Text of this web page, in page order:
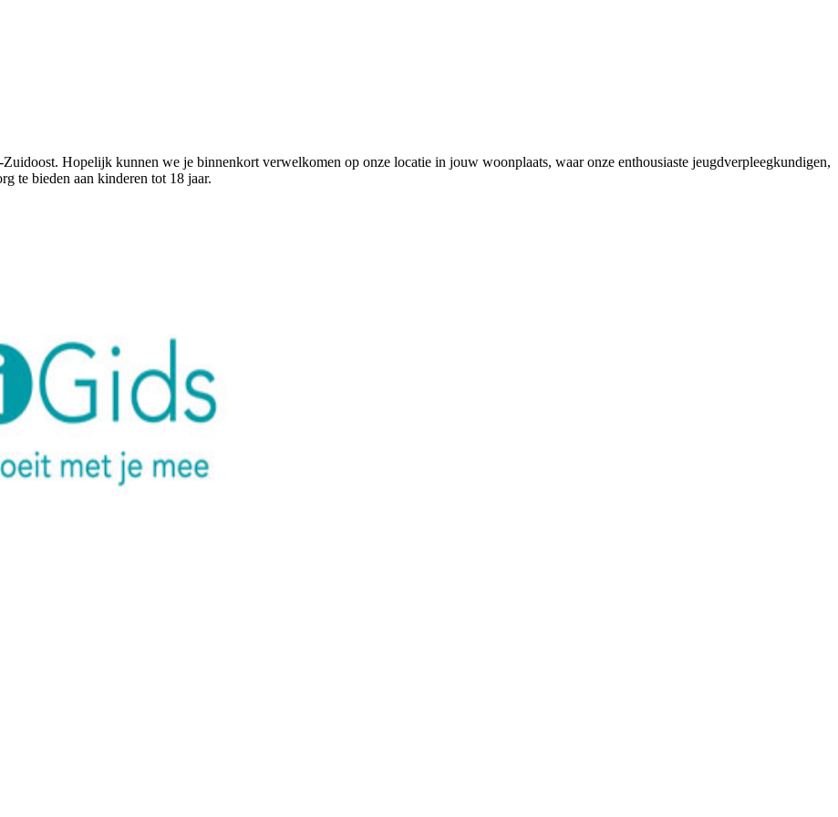
Hopelijk kunnen we je binnenkort verwelkomen op onze locatie in jouw woonplaats, waar onze enthousiaste jeugdverpleegkundigen,
te bieden aan kinderen tot 18 jaar.